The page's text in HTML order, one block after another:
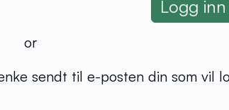
or
sendt til e-posten din som vil